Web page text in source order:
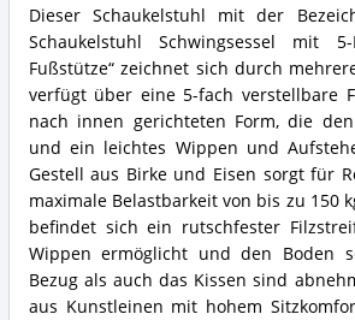
Dieser Schaukelstuhl mit der
Schaukelstuhl Schwingsessel mit
Fußstütze“ zeichnet sich durch
verfügt über eine 5-fach verstellbare
nach innen gerichteten Form, die
und ein leichtes Wippen und
Gestell aus Birke und Eisen sorgt für
maximale Belastbarkeit von bis zu 150
befindet sich ein rutschfester
Wippen ermöglicht und den Boden
Bezug als auch das Kissen sind
aus Kunstleinen mit hohem